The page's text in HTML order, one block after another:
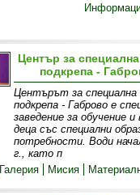
Център за
подкрепа -
Центърът за специална
подкрепа - Габрово е
заведение за обучение
деца със специални
потребности. Води
г., като п
Галерия Мисия